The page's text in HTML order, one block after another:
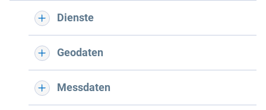
Dienste
Geodaten
Messdaten